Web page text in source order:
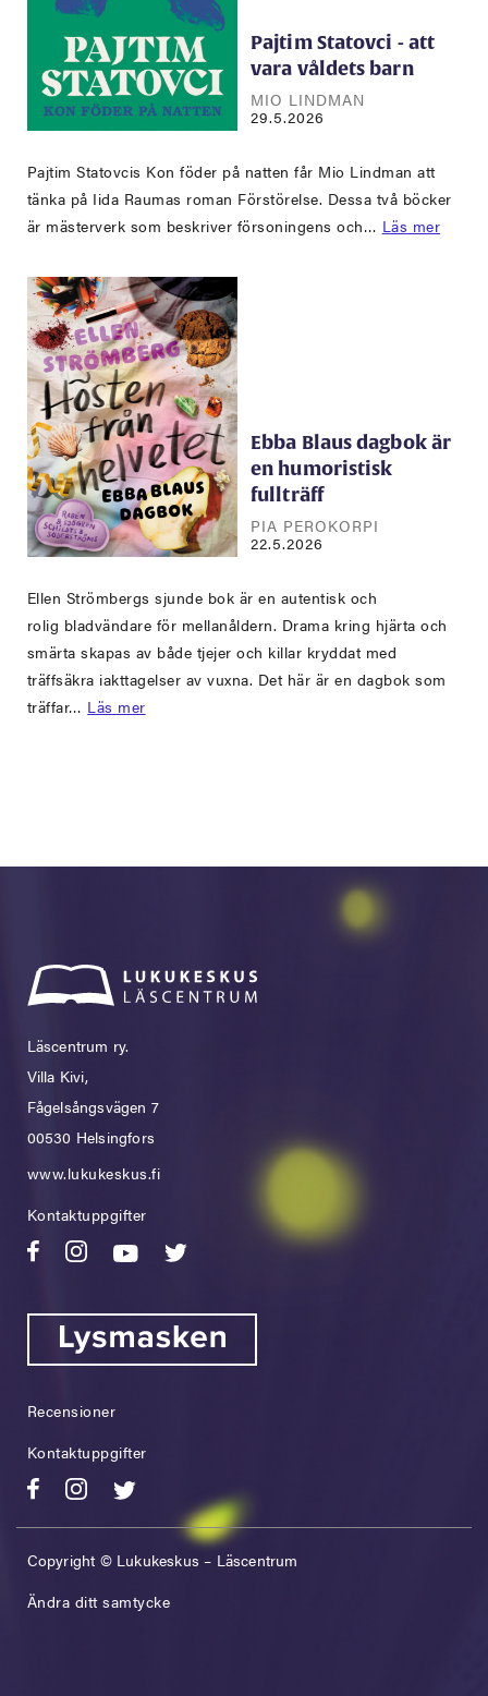
Pajtim Statovci - att
vara våldets barn
MIO LINDMAN
29.5.2026
Pajtim Statovcis Kon föder på natten får Mio Lindman att
tänka på Iida Raumas roman Förstörelse. Dessa två böcker
är mästerverk som beskriver försoningens och… Läs mer
Ebba Blaus dagbok är
en humoristisk
fullträff
PIA PEROKORPI
22.5.2026
Ellen Strömbergs sjunde bok är en autentisk och
rolig bladvändare för mellanåldern. Drama kring hjärta och
smärta skapas av både tjejer och killar kryddat med
träffsäkra iakttagelser av vuxna. Det här är en dagbok som
träffar… Läs mer
Läscentrum ry.
Villa Kivi,
Fågelsångsvägen 7
00530 Helsingfors
www.lukukeskus.fi
Kontaktuppgifter
Recensioner
Kontaktuppgifter
Copyright © Lukukeskus – Läscentrum
Ändra ditt samtycke